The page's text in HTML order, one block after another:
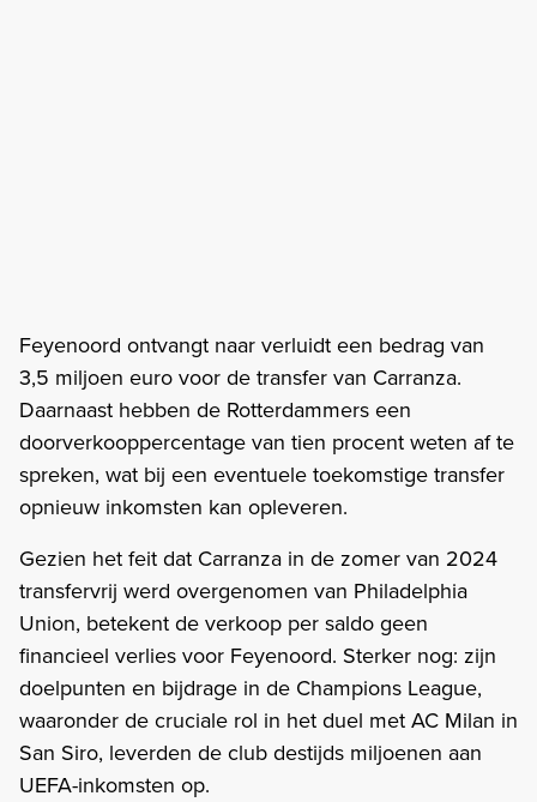
Feyenoord ontvangt naar verluidt een bedrag van
3,5 miljoen euro voor de transfer van Carranza.
Daarnaast hebben de Rotterdammers een
doorverkooppercentage van tien procent weten af te
spreken, wat bij een eventuele toekomstige transfer
opnieuw inkomsten kan opleveren.
Gezien het feit dat Carranza in de zomer van 2024
transfervrij werd overgenomen van Philadelphia
Union, betekent de verkoop per saldo geen
financieel verlies voor Feyenoord. Sterker nog: zijn
doelpunten en bijdrage in de Champions League,
waaronder de cruciale rol in het duel met AC Milan in
San Siro, leverden de club destijds miljoenen aan
UEFA-inkomsten op.